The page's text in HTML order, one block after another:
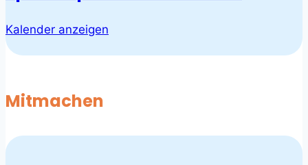
Kalender anzeigen
Mitmachen